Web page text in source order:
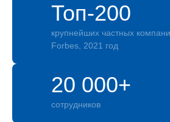
20 000+
сотрудников
Топ-200
крупнейших частных
Forbes, 2021 год